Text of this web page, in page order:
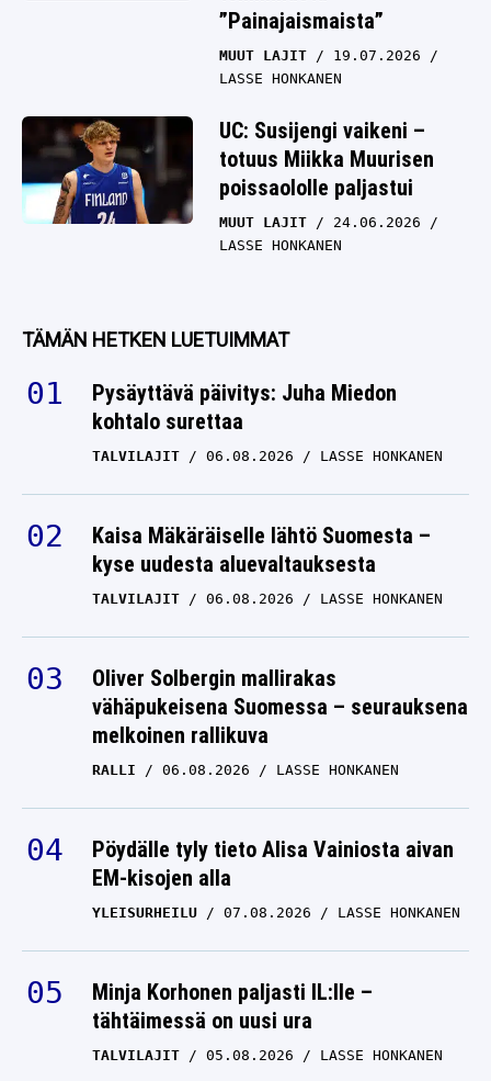
”Painajaismaista”
MUUT LAJIT
19.07.2026
LASSE HONKANEN
UC: Susijengi vaikeni –
totuus Miikka Muurisen
poissaololle paljastui
MUUT LAJIT
24.06.2026
LASSE HONKANEN
TÄMÄN HETKEN LUETUIMMAT
Pysäyttävä päivitys: Juha Miedon
kohtalo surettaa
TALVILAJIT 06.08.2026 LASSE HONKANEN
Kaisa Mäkäräiselle lähtö Suomesta –
kyse uudesta aluevaltauksesta
TALVILAJIT 06.08.2026 LASSE HONKANEN
Oliver Solbergin mallirakas
vähäpukeisena Suomessa – seurauksena
melkoinen rallikuva
RALLI 06.08.2026 LASSE HONKANEN
Pöydälle tyly tieto Alisa Vainiosta aivan
EM-kisojen alla
YLEISURHEILU 07.08.2026 LASSE HONKANEN
Minja Korhonen paljasti IL:lle –
tähtäimessä on uusi ura
TALVILAJIT 05.08.2026 LASSE HONKANEN